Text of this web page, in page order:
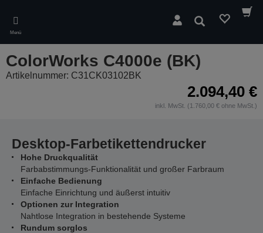
main
content
Menü
Suchen
ColorWorks C4000e (BK)
Artikelnummer: C31CK03102BK
2.094,40 €
inkl. MwSt. (1.760,00 € ohne MwSt.)
Desktop-Farbetikettendrucker
Hohe Druckqualität
Farbabstimmungs-Funktionalität und großer Farbraum
Einfache Bedienung
Einfache Einrichtung und äußerst intuitiv
Optionen zur Integration
Nahtlose Integration in bestehende Systeme
Rundum sorglos